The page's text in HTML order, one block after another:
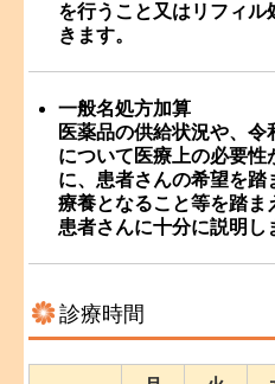
を行うこと又はリフィ
きます。
一般名処方加算
医薬品の供給状況や、
について医療上の必要
に、患者さんの希望を踏
療養となること等を踏ま
患者さんに十分に説明し
診療時間